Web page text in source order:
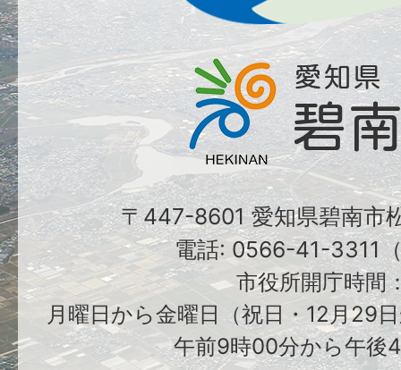
〒447-8601 愛知県碧南市
電話: 0566-41-3311
市役所開庁時間
月曜日から金曜日（祝日・12月29
午前9時00分から午後